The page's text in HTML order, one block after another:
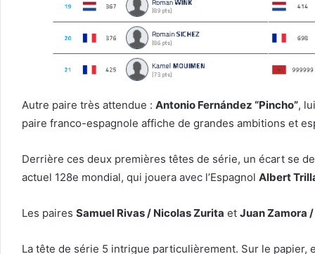
Autre paire très attendue : Antonio Fernández “Pincho”,
paire franco-espagnole affiche de grandes ambitions et
Derrière ces deux premières têtes de série, un écart se
actuel 128e mondial, qui jouera avec l’Espagnol Albert
Les paires Samuel Rivas / Nicolas Zurita et Juan Zamora
La tête de série 5 intrigue particulièrement. Sur le